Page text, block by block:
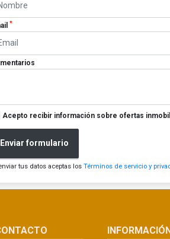
*
Acepto recibir información sobre ofertas
Enviar formulario
tus datos aceptas losTérminos de servicio y